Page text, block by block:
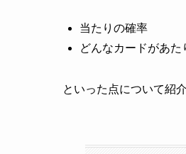
当たりの確率
どんなカードがあた
といった点について紹